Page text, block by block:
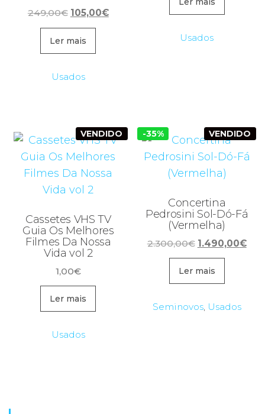
249,00€ O
preço
original
era:
105,00€O
Ler mais
Usados
era:
Usados
VENDIDO
Cassetes VHS TV
Guia Os Melhores
Filmes Da Nossa
Vida vol 2
1,00€
Ler mais
Usados
-35% VENDIDO
Concertina
Pedrosini Sol-Dó-Fá
(Vermelha)
2.300,00€ O
preço
original
era:
1.490,00€O
Ler mais
Seminovos, Usados